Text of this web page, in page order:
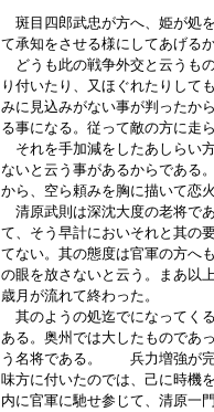
斑目四郎武忠が方へ、姫が処
て承知をさせる様にしてあげる
どうも此の戦争外交と云うも
り付いたり、又ほぐれたりして
みに見込みがない事が判ったか
る事になる。従って敵の方に走
それを手加減をしたあしらい
ないと云う事があるからである
から、空ら頼みを胸に描いて恋
清原武則は深沈大度の老将で
て、そう早計においそれと其の
てない。其の態度は官軍の方へ
の眼を放さないと云う。まあ以
歳月が流れて終わった。
其のようの処迄でになってく
ある。奥州では大したものであ
う名将である。 兵力増強が完
味方に付いたのでは、己に時機
内に官軍に馳せ参じて、清原一